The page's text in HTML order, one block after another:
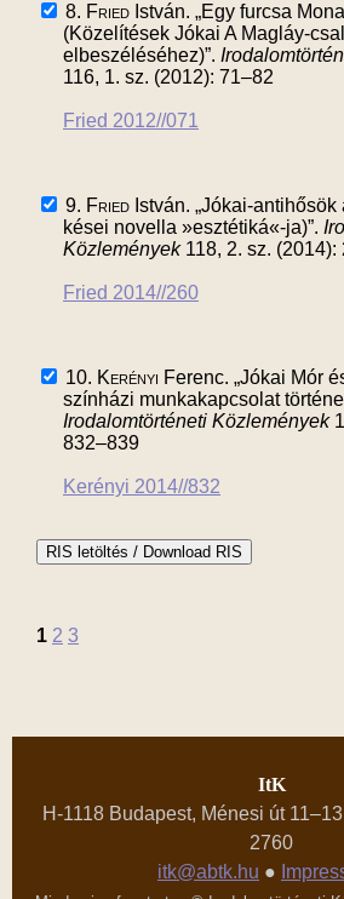
8. Fried István. „Egy furcsa
(Közelítések Jókai A Magláy-
elbeszéléséhez)”.
116, 1. sz. (2012): 71–82
Fried 2012//071
9. Fried István. „Jókai-
kései novella »esztétiká«-ja)”.
Közlemények118, 2. sz. (2014):
Fried 2014//260
10. Kerényi Ferenc. „Jókai Mór
színházi munkakapcsolat
Irodalomtörténeti Közlemények
832–839
Kerényi 2014//832
1 2 3
ItK
H-1118 Budapest, Ménesi út
2760
itk@abtk.hu ●